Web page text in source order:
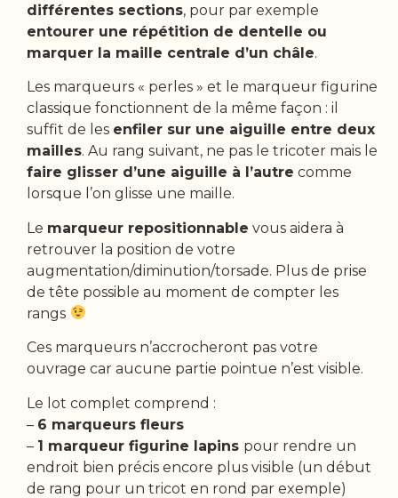
différentes sections, pour par exemple
entourer une répétition de dentelle ou
marquer la maille centrale d’un châle.
Les marqueurs « perles » et le marqueur figurine
classique fonctionnent de la même façon : il
suffit de les enfiler sur une aiguille entre deux
mailles. Au rang suivant, ne pas le tricoter mais le
faire glisser d’une aiguille à l’autre comme
lorsque l’on glisse une maille.
Le marqueur repositionnable vous aidera à
retrouver la position de votre
augmentation/diminution/torsade. Plus de prise
de tête possible au moment de compter les
rangs
Ces marqueurs n’accrocheront pas votre
ouvrage car aucune partie pointue n’est visible.
Le lot complet comprend :
– 6 marqueurs fleurs
– 1 marqueur figurine lapins pour rendre un
endroit bien précis encore plus visible (un début
de rang pour un tricot en rond par exemple)